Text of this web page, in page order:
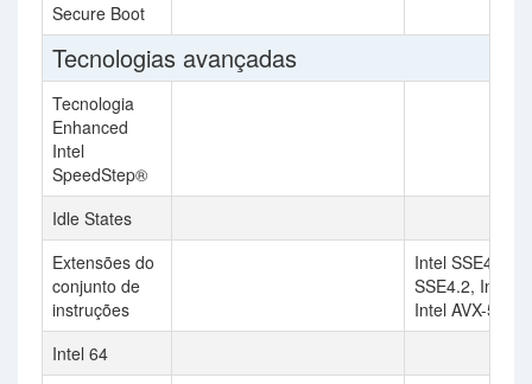
Secure Boot
Tecnologias avançadas
Tecnologia
Enhanced
Intel
SpeedStep®
Idle States
Extensões do
conjunto de
instruções
Intel SSE4.1,
SSE4.2, Intel
Intel AVX-512
Intel 64